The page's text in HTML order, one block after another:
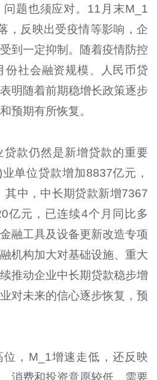
问题也须应对。11月末M_1
，反映出受疫情等影响，企
到一定抑制。随着疫情防控
份社会融资规模、人民币贷
明随着前期稳增长政策逐步
预期有所恢复。
贷款仍然是新增贷款的重要
单位贷款增加8837亿元，
其中，中长期贷款新增7367
亿元，已连续4个月同比多
融工具及设备更新改造专项
机构加大对基础设施、重大
推动企业中长期贷款稳步增
对未来的信心逐步恢复，预
位，M_1增速走低，还反映